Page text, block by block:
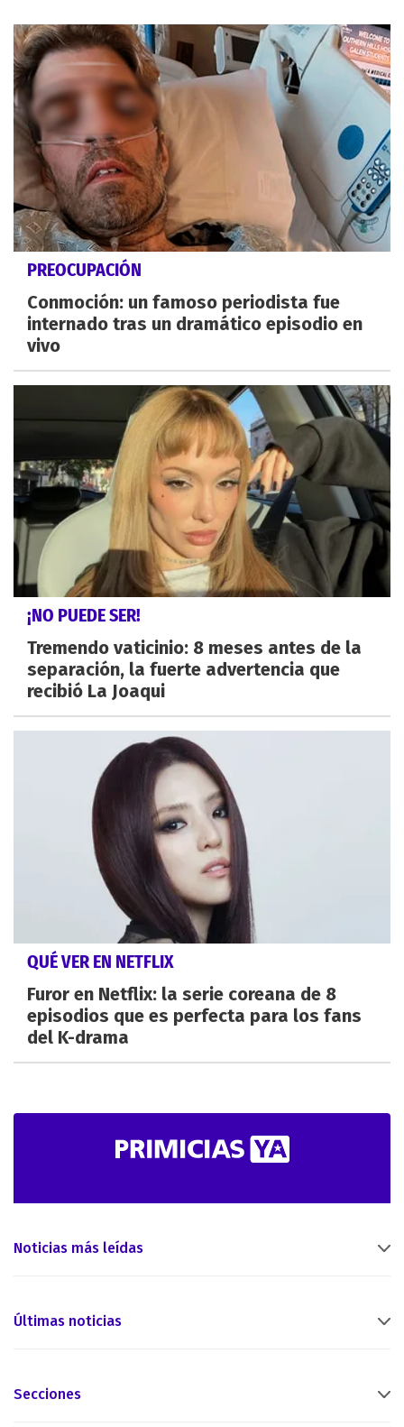
PREOCUPACIÓN
Conmoción: un famoso periodista fue
internado tras un dramático episodio en
vivo
¡NO PUEDE SER!
Tremendo vaticinio: 8 meses antes de la
separación, la fuerte advertencia que
recibió La Joaqui
QUÉ VER EN NETFLIX
Furor en Netflix: la serie coreana de 8
episodios que es perfecta para los fans
del K-drama
Noticias más leídas
Últimas noticias
Secciones